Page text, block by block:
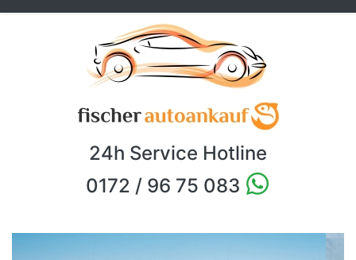
24h Service Hotline
0172 / 96 75 083